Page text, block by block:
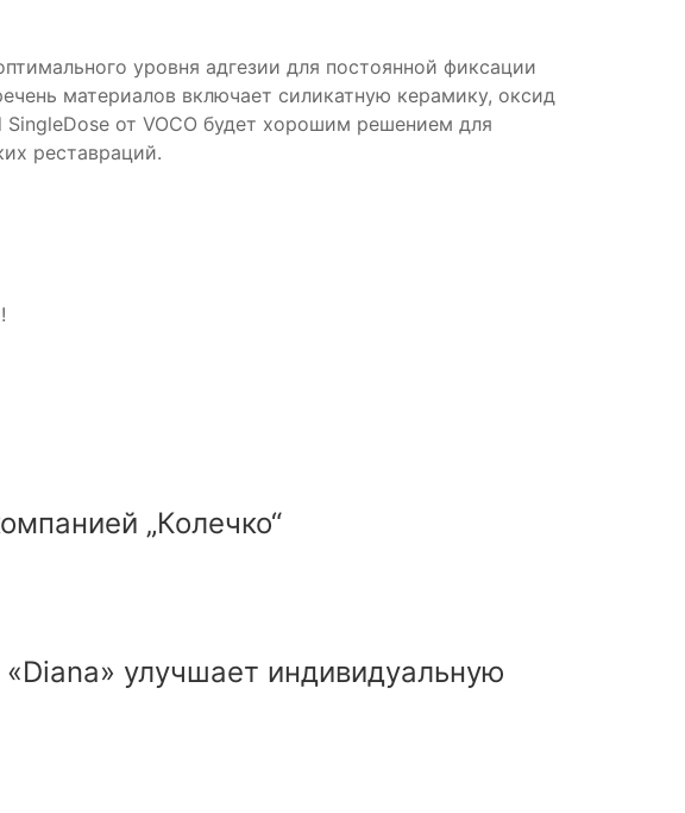
уровня адгезии для постоянной фиксации
материалов включает силикатную керамику, оксид
от VOCO будет хорошим решением для
реставраций.
„Колечко“
улучшает индивидуальную